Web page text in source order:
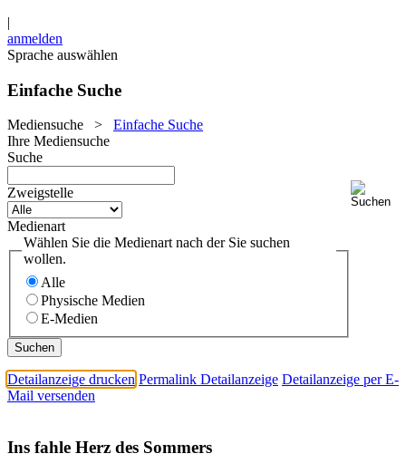
|
anmelden
Sprache auswählen
Einfache Suche
Mediensuche > Einfache Suche
Ihre Mediensuche
Suche
Zweigstelle
Medienart
Wählen Sie die Medienart nach der Sie suchen
wollen.
Alle
Physische Medien
E-Medien
Detailanzeige drucken Permalink Detailanzeige Detailanzeige per E-
Mail versenden
Ins fahle Herz des Sommers